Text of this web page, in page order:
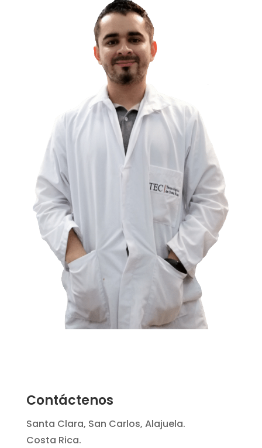
Contáctenos
Santa Clara, San Carlos, Alajuela.
Costa Rica.